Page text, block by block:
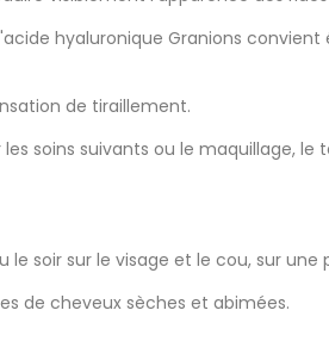
hyaluronique Granions
de tiraillement.
soins suivants ou le maquillage,
soir sur le visage et le cou, sur une
de cheveux sèches et abimées.